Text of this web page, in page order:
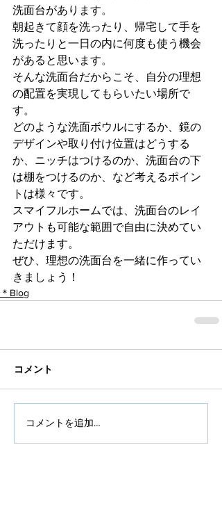
洗面台があります。
朝起きて顔を洗ったり、帰宅して手を
洗ったりと一日の内に何度も使う機会
があると思います。
そんな洗面台だからこそ、自分の理想
の配置を実現してもらいたい場所で
す。
どのような洗面ボウルにするか、鏡の
デザインや取り付け位置はどうする
か、ニッチはつけるのか、洗面台の下
は棚をつけるのか、など考えるポイン
トは様々です。
スマイフルホームでは、洗面台のレイ
アウトも可能な範囲で自由に決めてい
ただけます。
ぜひ、理想の洗面台を一緒に作ってい
きましょう！
＊Blog
コメント
コメントを追加…